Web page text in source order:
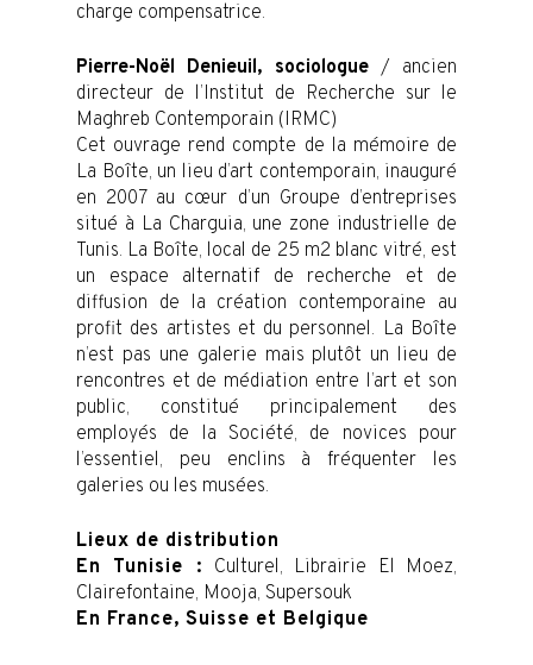
charge compensatrice.
Pierre-Noël Denieuil, sociologue / ancien
directeur de l’Institut de Recherche sur le
Maghreb Contemporain (IRMC)
Cet ouvrage rend compte de la mémoire de
La Boîte, un lieu d’art contemporain, inauguré
en 2007 au cœur d’un Groupe d’entreprises
situé à La Charguia, une zone industrielle de
Tunis. La Boîte, local de 25 m2 blanc vitré, est
un espace alternatif de recherche et de
diffusion de la création contemporaine au
profit des artistes et du personnel. La Boîte
n’est pas une galerie mais plutôt un lieu de
rencontres et de médiation entre l’art et son
public, constitué principalement des
employés de la Société, de novices pour
l’essentiel, peu enclins à fréquenter les
galeries ou les musées.
Lieux de distribution
En Tunisie : Culturel, Librairie El Moez,
Clairefontaine, Mooja, Supersouk
En France, Suisse et Belgique